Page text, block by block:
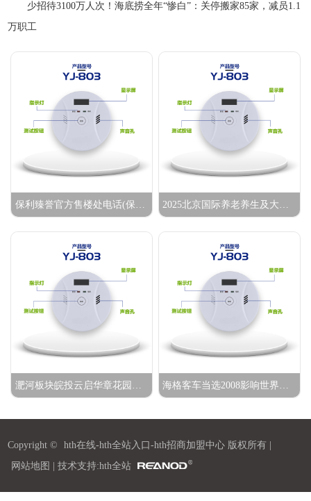
少招待3100万人次！海底捞全年“惨白”：关停搬家85家，减员1.1
万职工
保利臻誉官方售楼处电话(保利臻誉)官方网站-营销中心地址-最新房价-户型图-容积率-核心配套-楼盘全详情@202633售楼处AI热搜 2025北京国际养老养生及大健康展览会
Copyright © hth在线-hth全站入口-hth招商加盟中心 版权所有 |
网站地图 | 技术支持:hth全站